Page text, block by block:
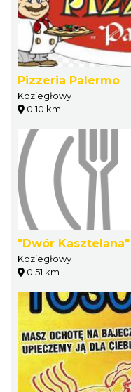
Pizzeria Palermo
Koziegłowy
0.10 km
"Dwór
Koziegłowy
0.51 km